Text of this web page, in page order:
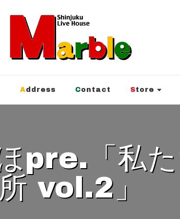
Address Contact Store
所 vol.2」